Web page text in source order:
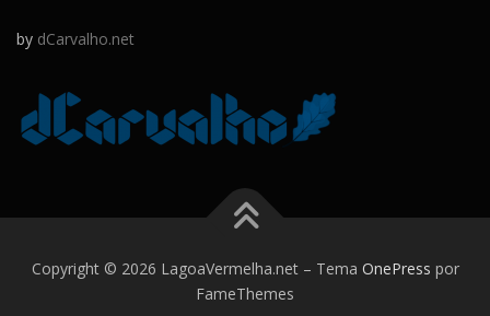
by dCarvalho.net
Copyright © 2026 LagoaVermelha.net – Tema OnePress por
FameThemes